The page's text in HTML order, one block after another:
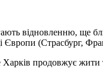
відновленню, ще
Європи (Страсбург,
продовжує